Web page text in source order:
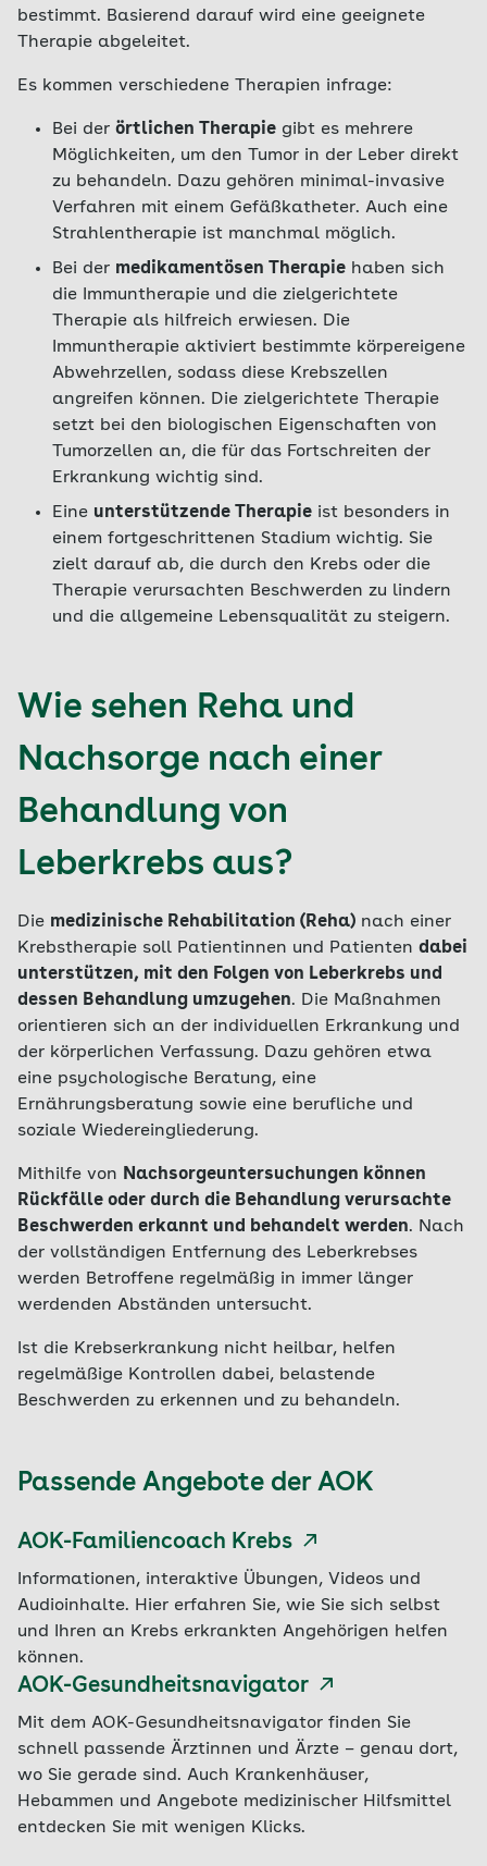
bestimmt. Basierend darauf wird eine geeignete
Therapie abgeleitet.
Es kommen verschiedene Therapien infrage:
Bei der örtlichen Therapie gibt es mehrere
Möglichkeiten, um den Tumor in der Leber direkt
zu behandeln. Dazu gehören minimal-invasive
Verfahren mit einem Gefäßkatheter. Auch eine
Strahlentherapie ist manchmal möglich.
Bei der medikamentösen Therapie haben sich
die Immuntherapie und die zielgerichtete
Therapie als hilfreich erwiesen. Die
Immuntherapie aktiviert bestimmte körpereigene
Abwehrzellen, sodass diese Krebszellen
angreifen können. Die zielgerichtete Therapie
setzt bei den biologischen Eigenschaften von
Tumorzellen an, die für das Fortschreiten der
Erkrankung wichtig sind.
Eine unterstützende Therapie ist besonders in
einem fortgeschrittenen Stadium wichtig. Sie
zielt darauf ab, die durch den Krebs oder die
Therapie verursachten Beschwerden zu lindern
und die allgemeine Lebensqualität zu steigern.
Wie sehen Reha und
Nachsorge nach einer
Behandlung von
Leberkrebs aus?
Die medizinische Rehabilitation (Reha) nach einer
Krebstherapie soll Patientinnen und Patienten dabei
unterstützen, mit den Folgen von Leberkrebs und
dessen Behandlung umzugehen. Die Maßnahmen
orientieren sich an der individuellen Erkrankung und
der körperlichen Verfassung. Dazu gehören etwa
eine psychologische Beratung, eine
Ernährungsberatung sowie eine berufliche und
soziale Wiedereingliederung.
Mithilfe von Nachsorgeuntersuchungen können
Rückfälle oder durch die Behandlung verursachte
Beschwerden erkannt und behandelt werden. Nach
der vollständigen Entfernung des Leberkrebses
werden Betroffene regelmäßig in immer länger
werdenden Abständen untersucht.
Ist die Krebserkrankung nicht heilbar, helfen
regelmäßige Kontrollen dabei, belastende
Beschwerden zu erkennen und zu behandeln.
Passende Angebote der AOK
AOK-Familiencoach Krebs
Informationen, interaktive Übungen, Videos und
Audioinhalte. Hier erfahren Sie, wie Sie sich selbst
und Ihren an Krebs erkrankten Angehörigen helfen
können.
AOK-Gesundheitsnavigator
Mit dem AOK-Gesundheitsnavigator finden Sie
schnell passende Ärztinnen und Ärzte – genau dort,
wo Sie gerade sind. Auch Krankenhäuser,
Hebammen und Angebote medizinischer Hilfsmittel
entdecken Sie mit wenigen Klicks.